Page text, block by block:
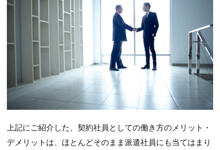
上記にご紹介した、契約社員としての働き方のメリット・
デメリットは、ほとんどそのまま派遣社員にも当てはまり